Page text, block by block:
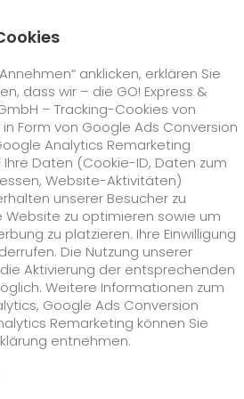
Overnight
+
Worldwide
+
+
+
(m/w/d) in den Bereichen
anklicken, erklären Sie
dass wir – die GO! Express &
– Tracking-Cookies von
Form von Google Ads Conversion
Analytics Remarketing
Daten (Cookie-ID, Daten zum
Website-Aktivitäten)
unserer Besucher zu
Website zu optimieren sowie um
zu platzieren. Ihre Einwilligung
Die Nutzung unserer
Aktivierung der entsprechenden
Weitere Informationen zum
Google Ads Conversion
Remarketing können Sie
entnehmen.